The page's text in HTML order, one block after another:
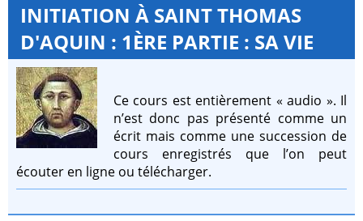
INITIATION À SAINT THOMAS
D'AQUIN : 1ÈRE PARTIE : SA VIE
Ce cours est entièrement « audio ». Il
n’est donc pas présenté comme un
écrit mais comme une succession de
cours enregistrés que l’on peut
écouter en ligne ou télécharger.